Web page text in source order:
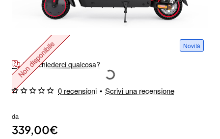
Novità
Non disponibile
Vuoi chiederci qualcosa?
0 recensioni • Scrivi una recensione
da
339,00€